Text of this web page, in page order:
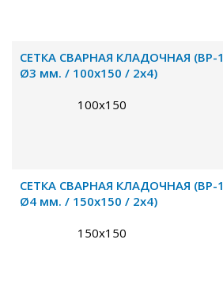
СЕТКА СВАРНАЯ КЛАДОЧНАЯ (ВР-1
Ø3 мм. / 100х150 / 2х4)
100х150
СЕТКА СВАРНАЯ КЛАДОЧНАЯ (ВР-1
Ø4 мм. / 150х150 / 2х4)
150х150